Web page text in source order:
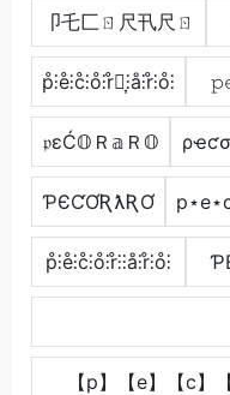
卩乇匚ㄖ尺卂尺ㄖ
p̊⫶e̊⫶c̊⫶o̊⫶r̊⫶͎⫶å⫶r̊⫶o̊⫶
𝔭εĆ𝕆Ｒ𝕒Ｒ𝕆
ƤЄƇƠƦƛƦƠ
p̊⫶e̊⫶c̊⫶o̊⫶r̊⫶⫶å⫶r̊⫶o̊⫶
【p】【e】【c】